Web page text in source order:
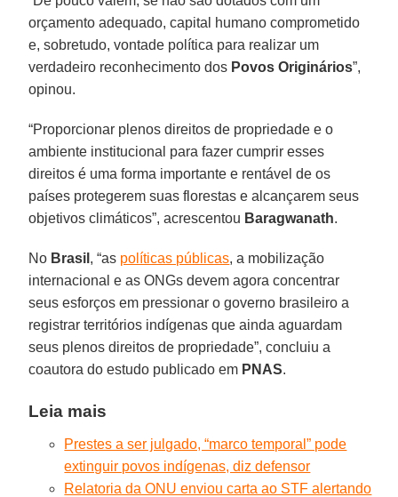
orçamento adequado, capital humano comprometido
e, sobretudo, vontade política para realizar um
verdadeiro reconhecimento dos Povos Originários”,
opinou.
“Proporcionar plenos direitos de propriedade e o
ambiente institucional para fazer cumprir esses
direitos é uma forma importante e rentável de os
países protegerem suas florestas e alcançarem seus
objetivos climáticos”, acrescentou Baragwanath.
No Brasil , “as políticas públicas, a mobilização
internacional e as ONGs devem agora concentrar
seus esforços em pressionar o governo brasileiro a
registrar territórios indígenas que ainda aguardam
seus plenos direitos de propriedade”, concluiu a
coautora do estudo publicado em PNAS.
Leia mais
Prestes a ser julgado, “marco temporal” pode
extinguir povos indígenas, diz defensor
Relatoria da ONU enviou carta ao STF alertando